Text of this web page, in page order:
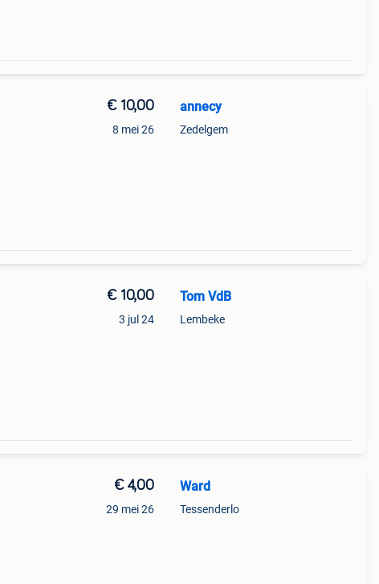
€ 10,00
8 mei 26
annecy
Zedelgem
€ 10,00
3 jul 24
Tom VdB
Lembeke
€ 4,00
29 mei 26
Ward
Tessenderlo